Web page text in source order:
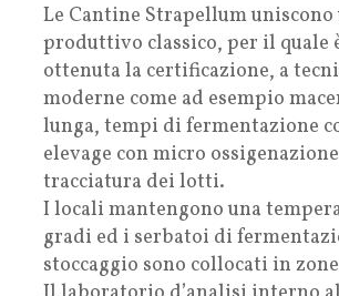
Le Cantine Strapellum uniscono
produttivo classico, per il quale
ottenuta la certificazione, a
moderne come ad esempio
lunga, tempi di fermentazione
elevage con micro
tracciatura dei lotti.
I locali mantengono una
gradi ed i serbatoi di
stoccaggio sono collocati in